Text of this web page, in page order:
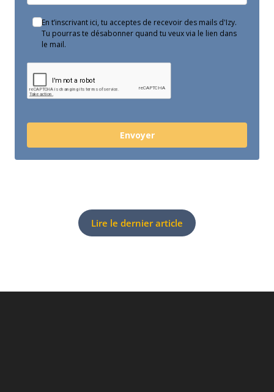
En t’inscrivant ici, tu acceptes de recevoir des mails d'Izy.
Tu pourras te désabonner quand tu veux via le lien dans
le mail.
Envoyer
Lire le dernier article